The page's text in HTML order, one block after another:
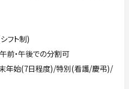
フト制)
前・午後での分割可
末年始(7日程度)/特別(看護/慶弔)/